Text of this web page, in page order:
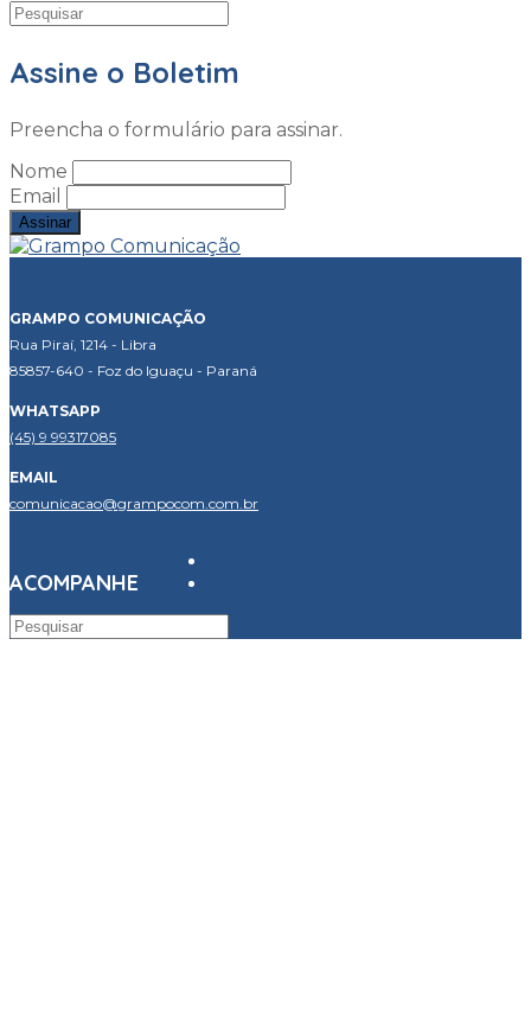
Assine o Boletim
Preencha o formulário para assinar.
Nome
Email
GRAMPO COMUNICAÇÃO
Rua Piraí, 1214 - Libra
85857-640 - Foz do Iguaçu - Paraná
WHATSAPP
(45) 9 99317085
EMAIL
comunicacao@grampocom.com.br
ACOMPANHE